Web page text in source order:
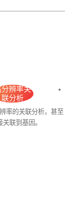
辨率关
联分析
率的关联分析，甚至
关联到基因。